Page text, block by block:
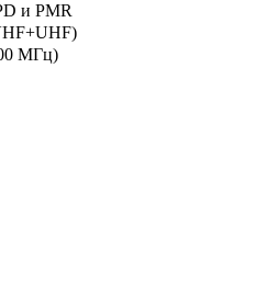
и PMR
МГц)